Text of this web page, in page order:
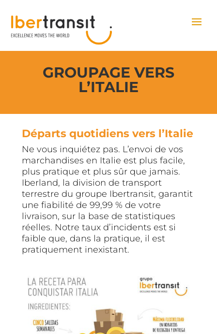
GROUPAGE VERS
L’ITALIE
Départs quotidiens vers l’Italie
Ne vous inquiétez pas. L’envoi de vos
marchandises en Italie est plus facile,
plus pratique et plus sûr que jamais.
Iberland, la division de transport
terrestre du groupe Ibertransit, garantit
une fiabilité de 99,99 % de votre
livraison, sur la base de statistiques
réelles. Notre taux d’incidents est si
faible que, dans la pratique, il est
pratiquement inexistant.